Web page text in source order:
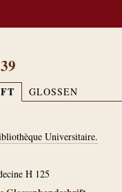
GLOSSEN
Universitaire.
H 125